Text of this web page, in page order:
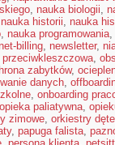
, nauka biologii,
nauka historii, nauka
, nauka programowania,
billing, newsletter,
przeciwkleszczowa,
zabytków,
danych,
, onboarding
opieka paliatywna,
zimowe, orkiestry dęte
, papuga falista,